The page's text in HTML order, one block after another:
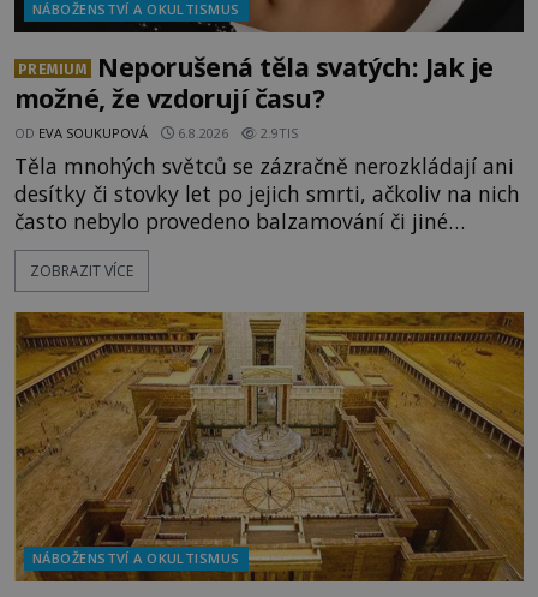
NÁBOŽENSTVÍ A OKULTISMUS
PREMIUM
Neporušená těla svatých: Jak je
možné, že vzdorují času?
OD EVA SOUKUPOVÁ 6.8.2026 2.9TIS
Těla mnohých světců se zázračně nerozkládají ani
desítky či stovky let po jejich smrti, ačkoliv na nich
často nebylo provedeno balzamování či jiné
pokusy o konzervaci. Neporušené ostatky bývají
považovány za důkaz svatosti zemřelých. Jaké
osobností ochraňují? Na hřbitově u kláštera
Milosrdných
ZOBRAZIT VÍCE
NÁBOŽENSTVÍ A OKULTISMUS